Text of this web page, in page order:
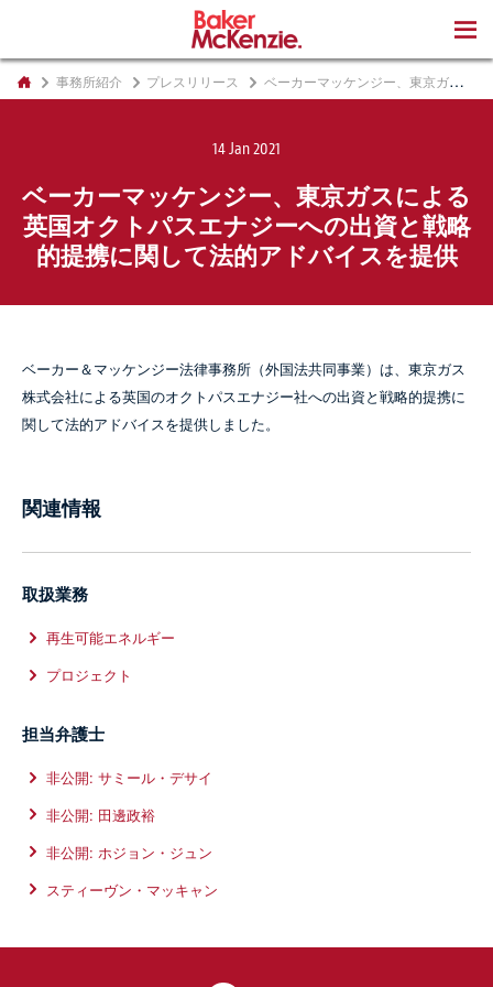
事務所紹介 プレスリリース ベーカーマッケンジー、東京ガスによる英国オクトパスエナジーへの出資と戦略的提携に関して法的アドバイスを提供
14 Jan 2021
ベーカーマッケンジー、東京ガスによる
英国オクトパスエナジーへの出資と戦略
的提携に関して法的アドバイスを提供
ベーカー＆マッケンジー法律事務所（外国法共同事業）は、東京ガス
株式会社による英国のオクトパスエナジー社への出資と戦略的提携に
関して法的アドバイスを提供しました。
関連情報
取扱業務
再生可能エネルギー
プロジェクト
担当弁護士
非公開: サミール・デサイ
非公開: 田邊政裕
非公開: ホジョン・ジュン
スティーヴン・マッキャン